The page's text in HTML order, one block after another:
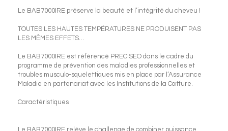
Le BAB7000IRE préserve la beauté et l’intégrité du cheveu !
TOUTES LES HAUTES TEMPÉRATURES NE PRODUISENT PAS
LES MÊMES EFFETS…
Le BAB7000IRE est référencé PRECISEO dans le cadre du
programme de prévention des maladies professionnelles et
troubles musculo-squelettiques mis en place par l’Assurance
Maladie en partenariat avec les Institutions de la Coiffure.
Caractéristiques
Le BAB7000IRE relève le challenge de combiner puissance,